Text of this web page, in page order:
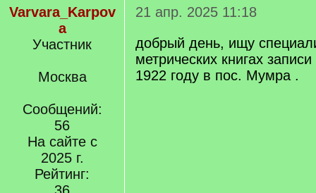
Varvara_Karpov
a
Участник
Москва
Сообщений:
56
На сайте с
2025 г.
Рейтинг:
21 апр. 2025 11:18
добрый день, ищу
метрических книгах
1922 году в пос. Мумра .